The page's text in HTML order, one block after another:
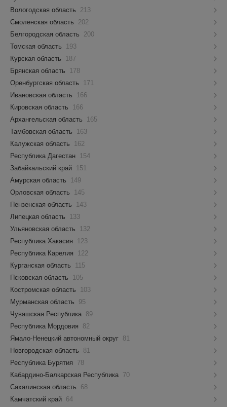
Вологодская область
213
Смоленская область
202
Белгородская область
200
Томская область
193
Курская область
187
Брянская область
178
Оренбургская область
171
Ивановская область
166
Кировская область
166
Архангельская область
165
Тамбовская область
163
Калужская область
162
Республика Дагестан 154
Забайкальский край 151
Амурская область
149
Орловская область
145
Пензенская область
143
Липецкая область
133
Ульяновская область
132
Республика Хакасия
123
Республика Карелия
122
Курганская область
115
Псковская область
105
Костромская область
103
Мурманская область
95
Чувашская Республика 89
Республика Мордовия
82
Ямало-Ненецкий автономный округ 81
Новгородская область
81
Республика Бурятия
78
Кабардино-Балкарская Республика 70
Сахалинская область
68
Камчатский край 64